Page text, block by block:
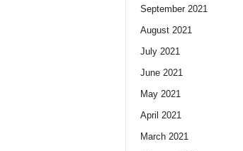
September 2021
August 2021
July 2021
June 2021
May 2021
April 2021
March 2021